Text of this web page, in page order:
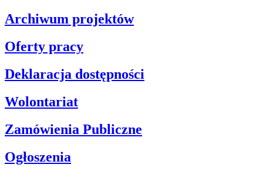
Archiwum projektów
Oferty pracy
Deklaracja dostępności
Wolontariat
Zamówienia Publiczne
Ogłoszenia